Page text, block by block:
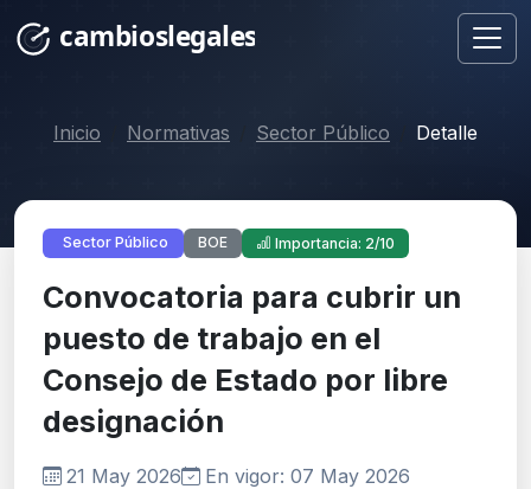
Inicio Normativas Sector Público Detalle
Sector Público BOE Importancia: 2/10
Convocatoria para cubrir un
puesto de trabajo en el
Consejo de Estado por libre
designación
21 May 2026
En vigor: 07 May 2026